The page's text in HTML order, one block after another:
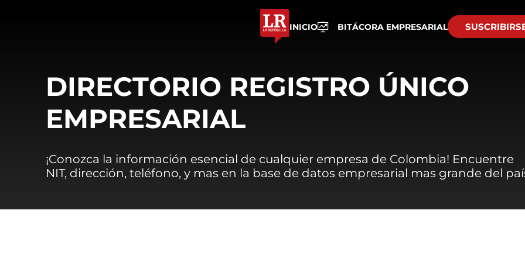
INICIO BITÁCORA EMPRESARIAL
DIRECTORIO REGISTRO ÚNICO
EMPRESARIAL
¡Conozca la información esencial de cualquier empresa de Colombia! Encuentre
NIT, dirección, teléfono, y mas en la base de datos empresarial mas grande del